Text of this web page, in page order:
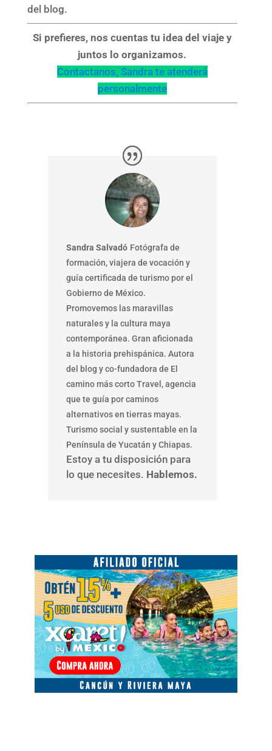
del blog.
Si prefieres, nos cuentas tu idea del viaje y
juntos lo organizamos.
Contactanos, Sandra te atenderá
personalmente
Sandra Salvadó Fotógrafa de
formación, viajera de vocación y
guía certificada de turismo por el
Gobierno de México.
Promovemos las maravillas
naturales y la cultura maya
contemporánea. Gran aficionada
a la historia prehispánica. Autora
del blog y co-fundadora de El
camino más corto Travel, agencia
que te guía por caminos
alternativos en tierras mayas.
Turismo social y sustentable en la
Península de Yucatán y Chiapas.
Estoy a tu disposición para
lo que necesites. Hablemos.